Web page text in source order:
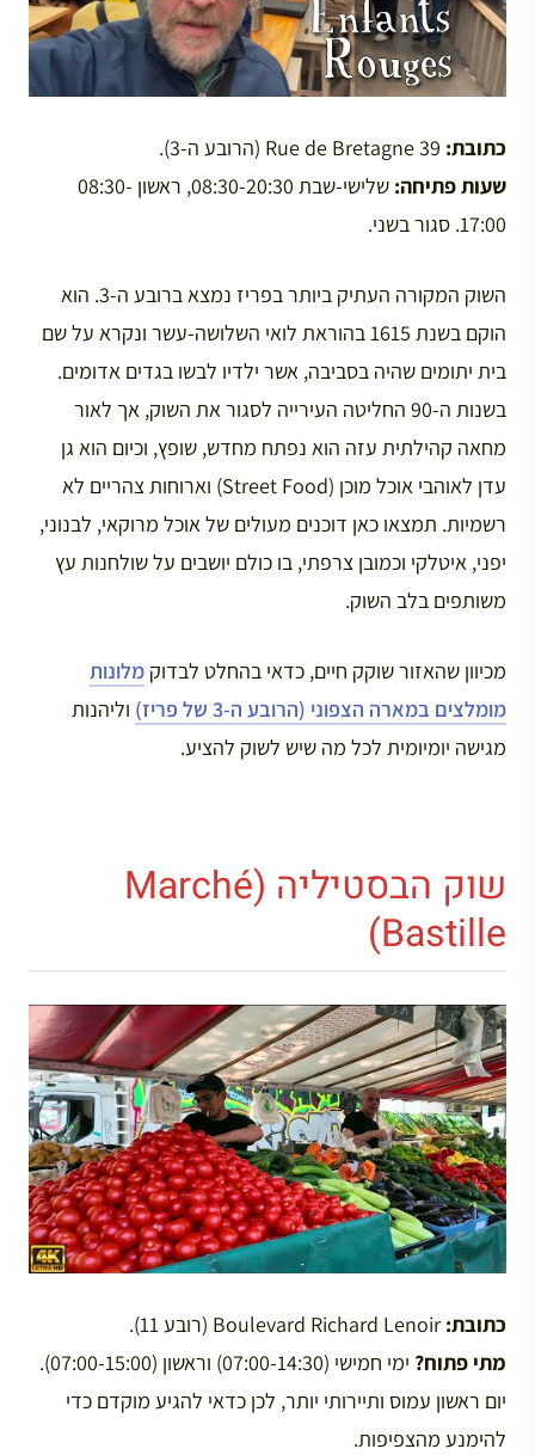
כתובת:
שעות פתיחה:
שלישי-שבת 08:30-20:30, ראשון 08:30-
17:00. סגור בשני.
השוק המקורה העתיק ביותר בפריז נמצא ברובע ה-3. הוא
הוקם בשנת 1615 בהוראת לואי השלושה-עשר ונקרא על שם
בית יתומים שהיה בסביבה, אשר ילדיו לבשו בגדים אדומים.
בשנות ה-90 החליטה העירייה לסגור את השוק, אך לאור
מחאה קהילתית עזה הוא נפתח מחדש, שופץ, וכיום הוא גן
עדן לאוהבי אוכל מוכן (Street Food) וארוחות צהריים לא
רשמיות. תמצאו כאן דוכנים מעולים של אוכל מרוקאי, לבנוני,
יפני, איטלקי וכמובן צרפתי, בו כולם יושבים על שולחנות עץ
משותפים בלב השוק.
מכיוון שהאזור שוקק חיים, כדאי בהחלט לבדוק מלונות
מומלצים במארה הצפוני (הרובע ה-3 של פריז)
וליהנות
מגישה יומיומית לכל מה שיש לשוק להציע.
שוק הבסטיליה (Marché
Bastille)
כתובת:
מתי פתוח?
ימי חמישי (07:00-14:30) וראשון (07:00-15:00).
יום ראשון עמוס ותיירותי יותר, לכן כדאי להגיע מוקדם כדי
להימנע מהצפיפות.